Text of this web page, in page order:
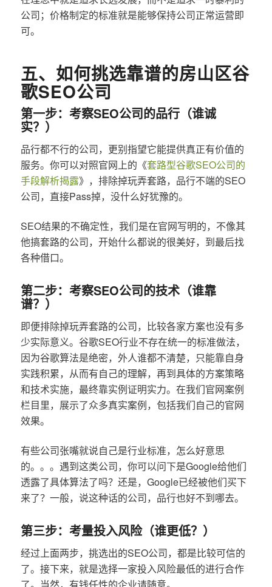
公司；价格制定的标准就是能够保持公司正常运营即
可。
五、如何挑选靠谱的房山区谷
歌SEO公司
第一步：考察SEO公司的品行（谁诚
实？）
品行都不行的公司，更别指望它能提供真正有价值的
服务。你可以对照官网上的《套路型谷歌SEO公司的
手段解析揭露》，排除掉玩弄套路，品行不端的SEO
公司，直接Pass掉，没什么好犹豫的。
SEO结果的不确定性，我们是在官网写明的，不像其
他搞套路的公司，开始什么都说的很美好，到最后找
各种借口。
第二步：考察SEO公司的技术（谁靠
谱？）
即便排除掉玩弄套路的公司，比较各家方案也没有多
少实际意义。谷歌SEO行业不存在统一的标准做法，
因为谷歌算法是绝密，外人谁都不清楚，只能靠自身
实践积累，从而有自己的理解，再到具体的方案策略
和技术实施，最终靠实例证明实力。在我们官网案例
栏目里，展示了众多真实案例，包括我们自己的官网
效果。
有些公司张嘴就说自己是行业标准，怎么好意思
的。。。遇到这类公司，你可以问下是Google给他们
透露了具体算法了吗？还是，Google已经被他们买下
来了？一般，说这种话的公司，品行也好不到哪去。
第三步：考量投入风险（谁更低？）
经过上面两步，挑选出的SEO公司，都是比较可信的
了。接下来，就是选择一家投入风险最低的进行合作